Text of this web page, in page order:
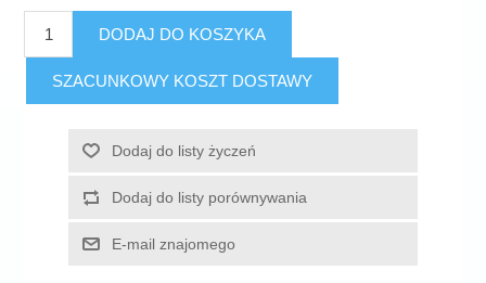
DODAJ DO KOSZYKA
SZACUNKOWY KOSZT DOSTAWY
Dodaj do listy życzeń
Dodaj do listy porównywania
E-mail znajomego